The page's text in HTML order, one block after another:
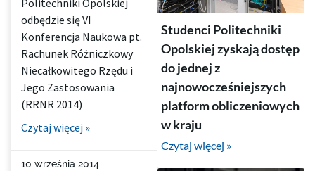
Politechniki Opolskiej
odbędzie się VI
Konferencja Naukowa pt.
Rachunek Różniczkowy
Niecałkowitego Rzędu i
Jego Zastosowania
(RRNR 2014)
Czytaj więcej »
10 września 2014
Studenci Politechniki
Opolskiej zyskają dostęp
do jednej z
najnowocześniejszych
platform obliczeniowych
w kraju
Czytaj więcej »